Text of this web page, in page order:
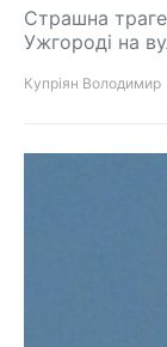
Страшна
Ужгороді на
Купріян Володимир